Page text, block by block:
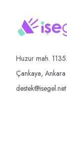
Huzur mah.
Çankaya, Ankara
destek@isegel.net